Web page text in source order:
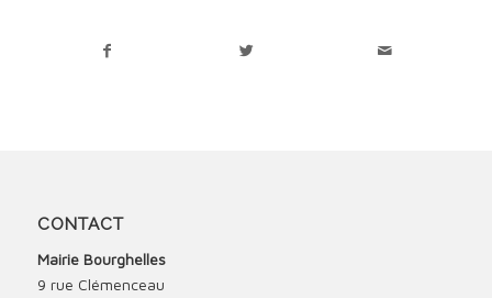
CONTACT
Mairie Bourghelles
9 rue Clémenceau